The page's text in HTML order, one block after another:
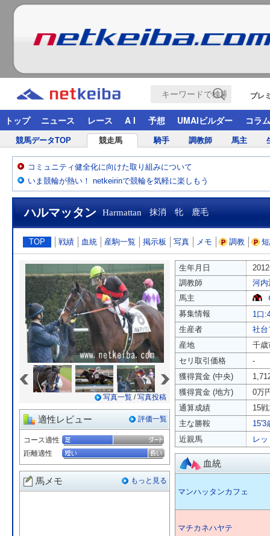
プレ
トップ ニュース レース A I 予想 UMAIビルダー コラム
競馬データTOP 競走馬 騎手 調教師 馬主
コミュニティ健全化に向けた取り組みについて
いま競輪が熱い！ netkeirinで競輪を気軽に楽しもう
ハルマッタン Harmattan 抹消 牝 鹿毛
TOP 戦績 血統 産駒一覧 掲示板 写真 メモ 調教
写真一覧 /写真投稿
適性レビュー 評価一覧
コース適性
距離適性
馬メモ もっと見る
生年月日
調教師
河内
馬主
募集情報
1口
生産者
社台
産地
千歳
セリ取引価格
-
獲得賞金 (中央)
獲得賞金 (地方)
0万
通算成績
15
主な勝鞍
15'3
近親馬
レ
血統
マンハッタンカフェ
マチカネハヤテ